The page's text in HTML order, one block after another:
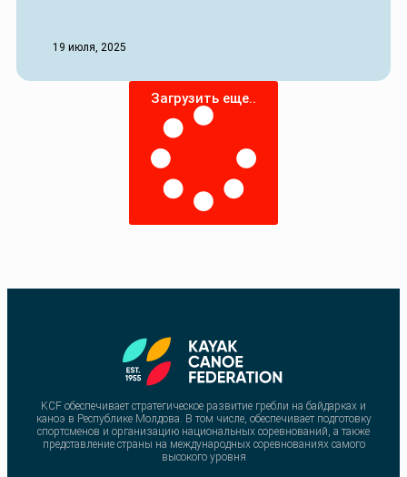
19 июля, 2025
Загрузить еще..
KCF обеспечивает стратегическое развитие гребли на байдарках и
каноэ в Республике Молдова. В том числе, обеспечивает подготовку
спортсменов и организацию национальных соревнований, а также
представление страны на международных соревнованиях самого
высокого уровня